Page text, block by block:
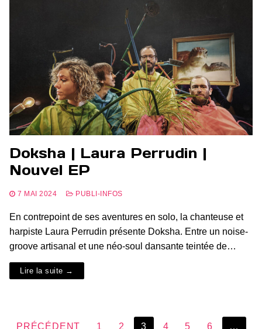
Doksha | Laura Perrudin |
Nouvel EP
7 MAI 2024 PUBLI-INFOS
En contrepoint de ses aventures en solo, la chanteuse et
harpiste Laura Perrudin présente Doksha. Entre un noise-
groove artisanal et une néo-soul dansante teintée de…
Lire la suite →
Pagination
PRÉCÉDENT 1 2 3 4 5 6 …